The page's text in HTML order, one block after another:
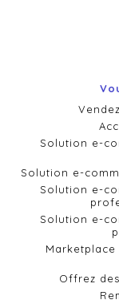
Solution e-
Solution e-
Solution e-
Solution e-
Offrez